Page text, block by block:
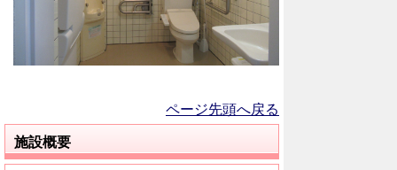
ページ先頭へ戻る
施設概要